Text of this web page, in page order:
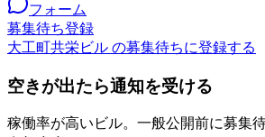
フォーム
募集待ち登録
大工町共栄ビル の募集待ちに登録する
空きが出たら通知を受ける
稼働率が高いビル。一般公開前に募集